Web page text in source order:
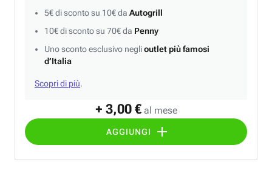
+ 3,00 € al mese
AGGIUNGI
5€ di sconto su 10€ da Autogrill
10€ di sconto su 70€ da Penny
Uno sconto esclusivo neglioutlet più famosi
d’Italia
Scopri di più.